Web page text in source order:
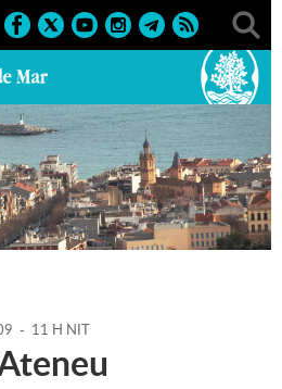
> 2009 > Balls 2009
- 11 H NIT